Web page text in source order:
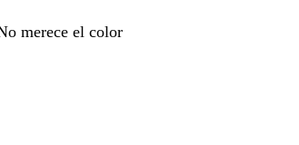
merece el color